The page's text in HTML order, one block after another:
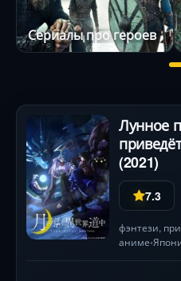
Сериалы про героев
Лунное
(2021)
7.3
фэнтези,
аниме•